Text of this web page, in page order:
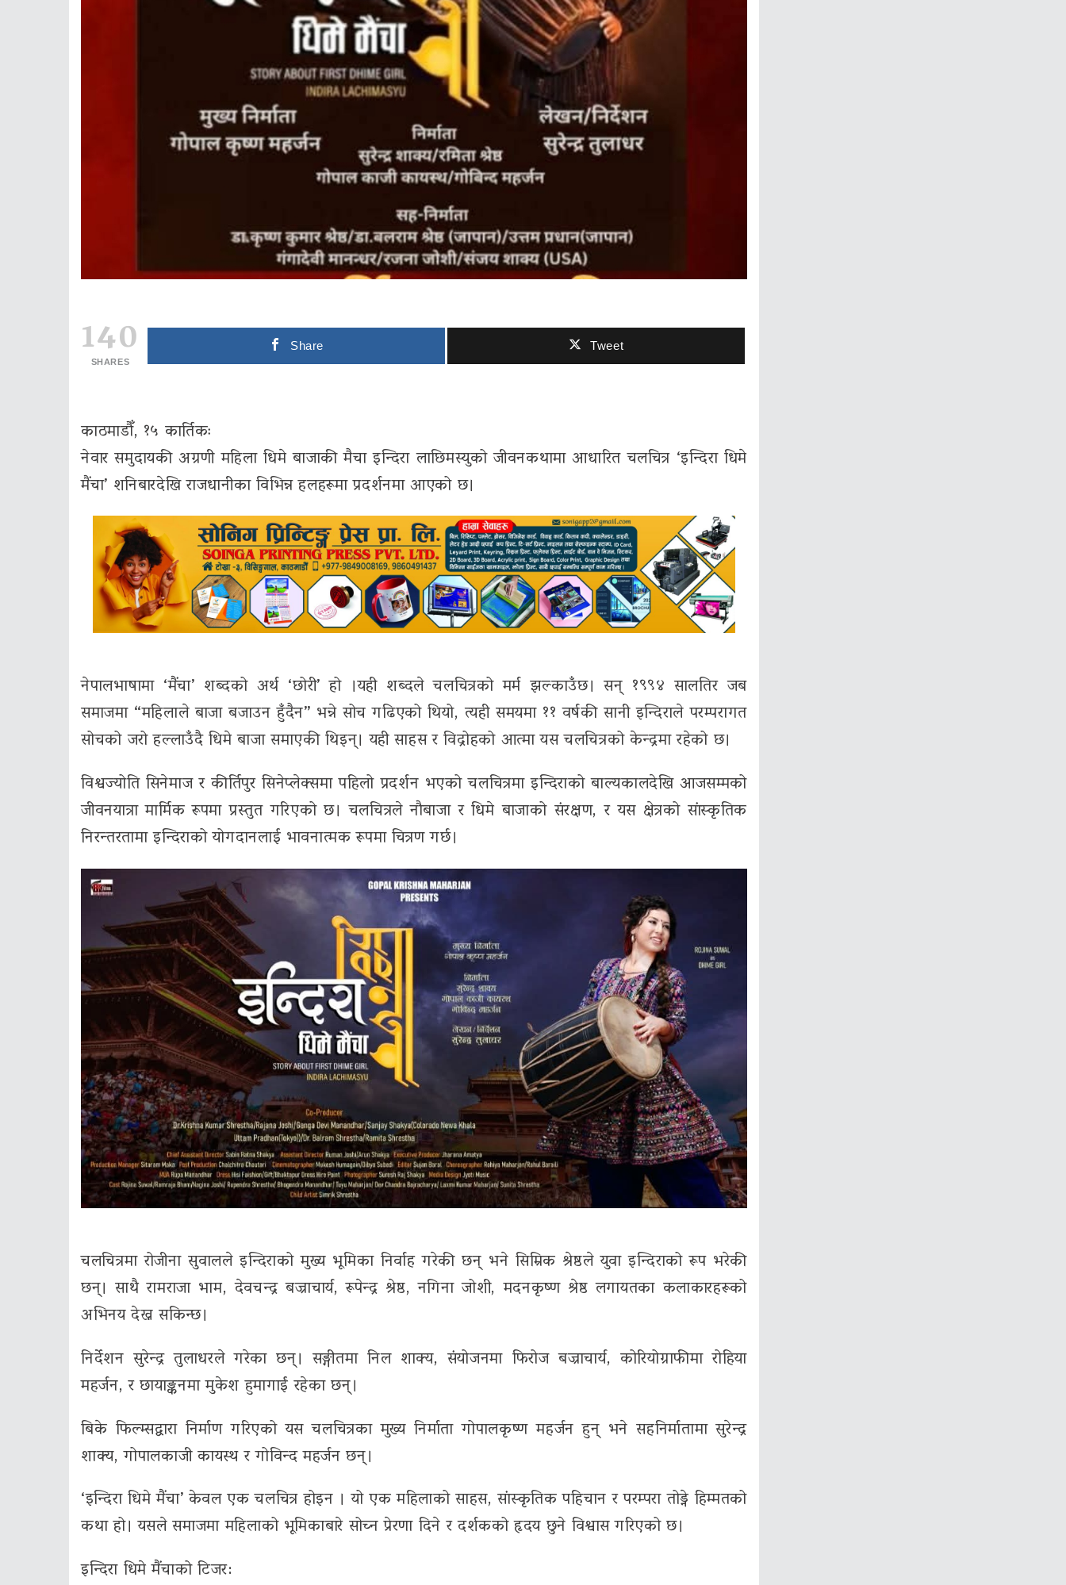
140
SHARES
Share Tweet
काठमाडौँ, १५ कार्तिकः
नेवार समुदायकी अग्रणी महिला धिमे बाजाकी मैचा इन्दिरा लाछिमस्युको जीवनकथामा आधारित चलचित्र ‘इन्दिरा धिमे
मैंचा’ शनिबारदेखि राजधानीका विभिन्न हलहरूमा प्रदर्शनमा आएको छ।
नेपालभाषामा ‘मैंचा’ शब्दको अर्थ ‘छोरी’ हो ।यही शब्दले चलचित्रको मर्म झल्काउँछ। सन् १९९४ सालतिर जब
समाजमा “महिलाले बाजा बजाउन हुँदैन” भन्ने सोच गढिएको थियो, त्यही समयमा ११ वर्षकी सानी इन्दिराले परम्परागत
सोचको जरो हल्लाउँदै धिमे बाजा समाएकी थिइन्। यही साहस र विद्रोहको आत्मा यस चलचित्रको केन्द्रमा रहेको छ।
विश्वज्योति सिनेमाज र कीर्तिपुर सिनेप्लेक्समा पहिलो प्रदर्शन भएको चलचित्रमा इन्दिराको बाल्यकालदेखि आजसम्मको
जीवनयात्रा मार्मिक रूपमा प्रस्तुत गरिएको छ। चलचित्रले नौबाजा र धिमे बाजाको संरक्षण, र यस क्षेत्रको सांस्कृतिक
निरन्तरतामा इन्दिराको योगदानलाई भावनात्मक रूपमा चित्रण गर्छ।
चलचित्रमा रोजीना सुवालले इन्दिराको मुख्य भूमिका निर्वाह गरेकी छन् भने सिम्रिक श्रेष्ठले युवा इन्दिराको रूप भरेकी
छन्। साथै रामराजा भाम, देवचन्द्र बज्राचार्य, रूपेन्द्र श्रेष्ठ, नगिना जोशी, मदनकृष्ण श्रेष्ठ लगायतका कलाकारहरूको
अभिनय देख्न सकिन्छ।
निर्देशन सुरेन्द्र तुलाधरले गरेका छन्। सङ्गीतमा निल शाक्य, संयोजनमा फिरोज बज्राचार्य, कोरियोग्राफीमा रोहिया
महर्जन, र छायाङ्कनमा मुकेश हुमागाईं रहेका छन्।
बिके फिल्म्सद्वारा निर्माण गरिएको यस चलचित्रका मुख्य निर्माता गोपालकृष्ण महर्जन हुन् भने सहनिर्मातामा सुरेन्द्र
शाक्य, गोपालकाजी कायस्थ र गोविन्द महर्जन छन्।
‘इन्दिरा धिमे मैंचा’ केवल एक चलचित्र होइन । यो एक महिलाको साहस, सांस्कृतिक पहिचान र परम्परा तोड्ने हिम्मतको
कथा हो। यसले समाजमा महिलाको भूमिकाबारे सोच्न प्रेरणा दिने र दर्शकको हृदय छुने विश्वास गरिएको छ।
इन्दिरा धिमे मैंचाको टिजर: